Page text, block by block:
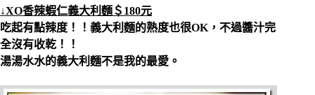
↓XO香辣蝦仁義大利麵＄180元
吃起有點辣度！！義大利麵的熟度也很OK，不過醬汁完
全沒有收乾！！
湯湯水水的義大利麵不是我的最愛。